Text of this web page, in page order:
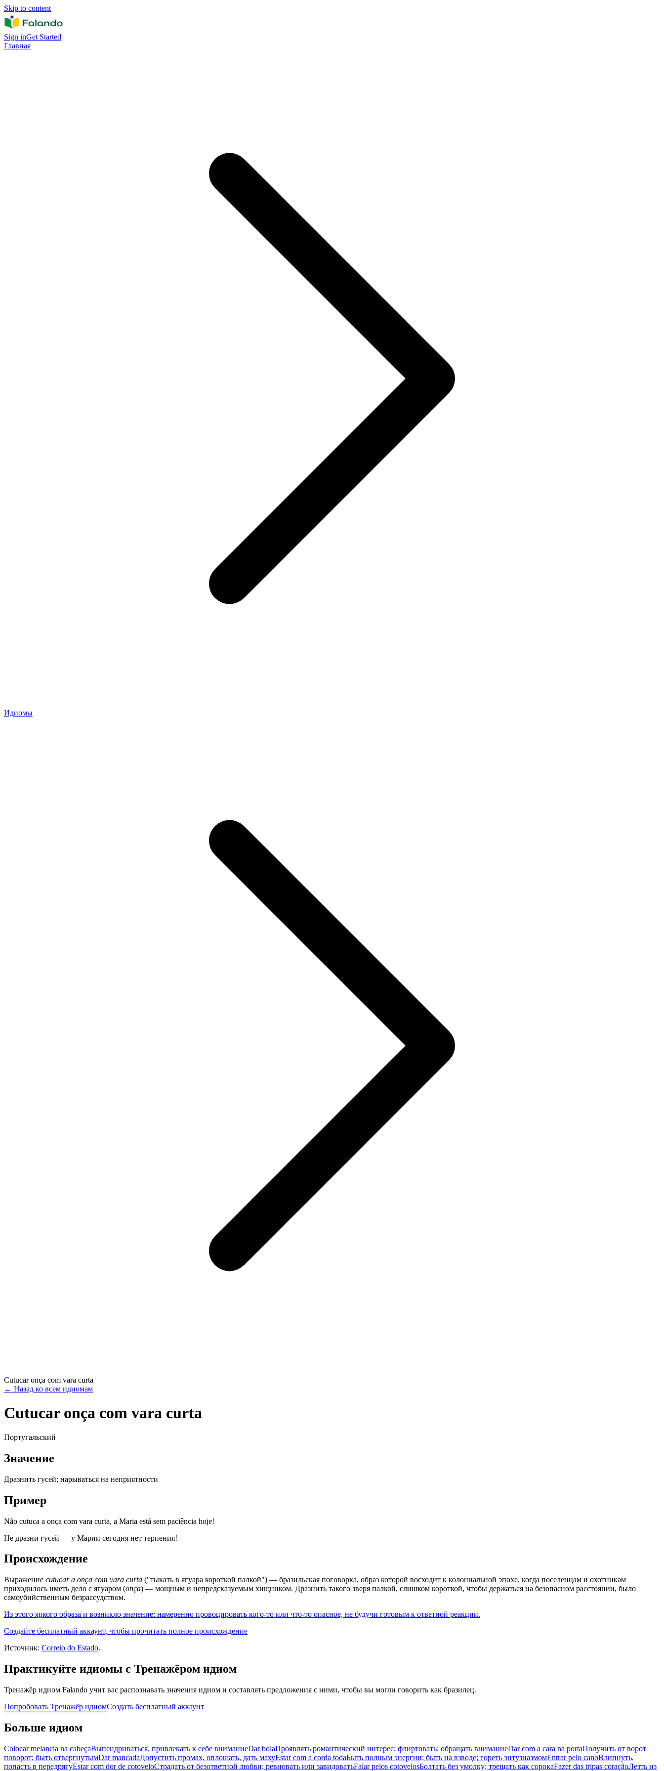
Skip to content
Sign inGet Started
Главная
Идиомы
Cutucar onça com vara curta
← Назад ко всем идиомам
Cutucar onça com vara curta
Португальский
Значение
Дразнить гусей; нарываться на неприятности
Пример
Não cutuca a onça com vara curta, a Maria está sem paciência hoje!
Не дразни гусей — у Марии сегодня нет терпения!
Происхождение
Выражение cutucar a onça com vara curta ("тыкать в ягуара короткой палкой") — бразильская поговорка, образ которой восходит к колониальной эпохе, когда поселенцам и охотникам
приходилось иметь дело с ягуаром (onça) — мощным и непредсказуемым хищником. Дразнить такого зверя палкой, слишком короткой, чтобы держаться на безопасном расстоянии, было
самоубийственным безрассудством.
Из этого яркого образа и возникло значение: намеренно провоцировать кого-то или что-то опасное, не будучи готовым к ответной реакции.
Создайте бесплатный аккаунт, чтобы прочитать полное происхождение
Источник: Correio do Estado.
Практикуйте идиомы с Тренажёром идиом
Тренажёр идиом Falando учит вас распознавать значения идиом и составлять предложения с ними, чтобы вы могли говорить как бразилец.
Попробовать Тренажёр идиомСоздать бесплатный аккаунт
Больше идиом
Colocar melancia na cabeçaВыпендриваться, привлекать к себе вниманиеDar bolaПроявлять романтический интерес; флиртовать; обращать вниманиеDar com a cara na portaПолучить от ворот
поворот; быть отвергнутымDar mancadaДопустить промах, оплошать, дать махуEstar com a corda todaБыть полным энергии; быть на взводе; гореть энтузиазмомEntrar pelo canoВлипнуть,
попасть в передрягуEstar com dor de cotoveloСтрадать от безответной любви; ревновать или завидоватьFalar pelos cotovelosБолтать без умолку; трещать как сорокаFazer das tripas coraçãoЛезть из